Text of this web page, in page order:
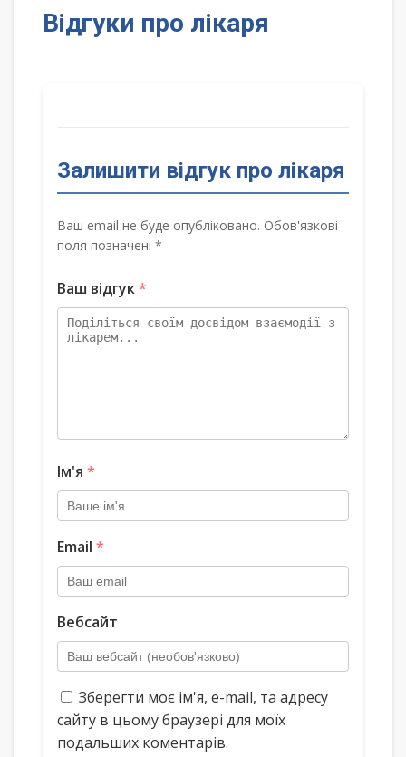
Відгуки про лікаря
Залишити відгук про лікаря
Ваш email не буде опубліковано. Обов'язкові
поля позначені *
Ваш відгук*
Ім'я *
Email *
Вебсайт
Зберегти моє ім'я, e-mail, та адресу
сайту в цьому браузері для моїх
подальших коментарів.